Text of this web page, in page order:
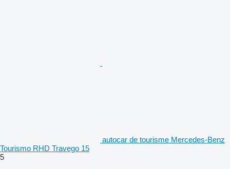
autocar de tourisme Mercedes-Benz
Tourismo RHD Travego 15
5